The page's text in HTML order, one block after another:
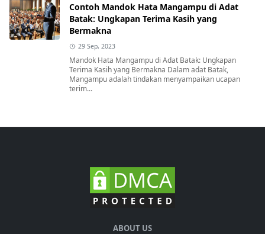
Contoh Mandok Hata Mangampu di Adat
Batak: Ungkapan Terima Kasih yang
Bermakna
29 Sep, 2023
Mandok Hata Mangampu di Adat Batak: Ungkapan
Terima Kasih yang Bermakna Dalam adat Batak,
Mangampu adalah tindakan menyampaikan ucapan
terim...
ABOUT US